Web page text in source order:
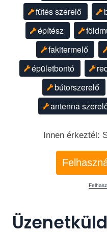
fűtés szerelő
építész
fakitermelő
épületbontó
bútorszerelő
antenna
Innen érkeztél: